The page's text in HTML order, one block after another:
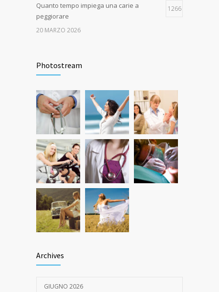
Quanto tempo impiega una carie a
peggiorare
1266
20 MARZO 2026
ottobre al 15 dicembre 2023
Quanto dura l’effetto del botox? 527
7 GIUGNO 2026
Photostream
Archives
GIUGNO 2026